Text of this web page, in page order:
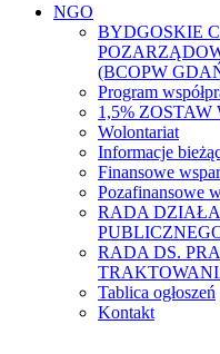
NGO
BYDGOSKIE
(BCOPW
Program
1,5%
Wolontariat
Informacje
Finansowe
Pozafinansowe
RADA
RADA DS.
Tablica ogłoszeń
Kontakt